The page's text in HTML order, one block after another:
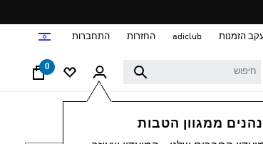
הזמנות adiclub החזרות התחברות
0